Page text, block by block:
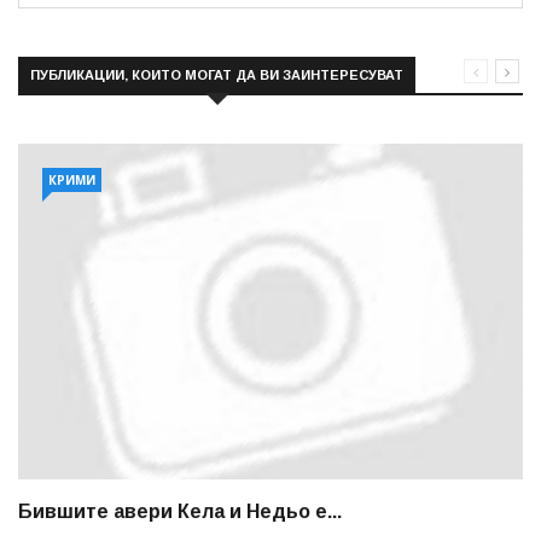
ПУБЛИКАЦИИ, КОИТО МОГАТ ДА ВИ ЗАИНТЕРЕСУВАТ
КРИМИ
Бившите авери Кела и Недьо е...